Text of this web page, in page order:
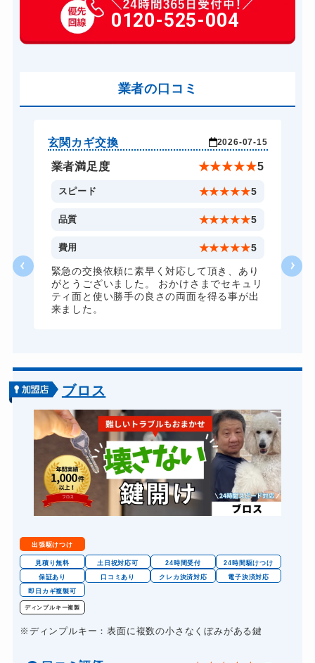
玄関カギ作成 14,300円～(税込)
玄関カギ交換 14,300円～(税込)
バイクカギ開け
スーツケースカギ開け 8,800円～(税込)
スーツケースカギ作成 8,800円～(税込)
金庫カギ開け 14,300円～(税込)
金庫カギ修理 11,000円～(税込)
8,800円～(税込)
ドアノブカギ開け 10,780円～(税込)
ドアノブカギ作成
0120-525-004
業者の口コミ
玄関カギ交換 2026-07-15
業者満足度 ★★★★★5
スピード ★★★★★5
品質 ★★★★★5
費用 ★★★★★5
緊急の交換依頼に素早く対応して頂き、あり
がとうございました。 おかけさまでセキュリ
ティ面と使い勝手の良さの両面を得る事が出
来ました。
ブロス
出張駆けつけ
見積り無料 土日祝対応可 24時間受付
24時間駆けつけ
保証あり
口コミあり クレカ決済対応
電子決済対応
即日カギ複製可
ディンプルキー複製
※ディンプルキー：表面に複数の小さなくぼみがある鍵